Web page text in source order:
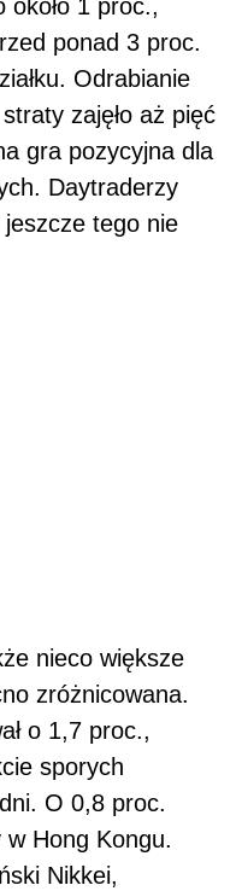
około 1 proc.,
ponad 3 proc.
Odrabianie
zajęło aż pięć
gra pozycyjna dla
Daytraderzy
tego nie
nieco większe
zróżnicowana.
o 1,7 proc.,
sporych
O 0,8 proc.
w Hong Kongu.
Nikkei,